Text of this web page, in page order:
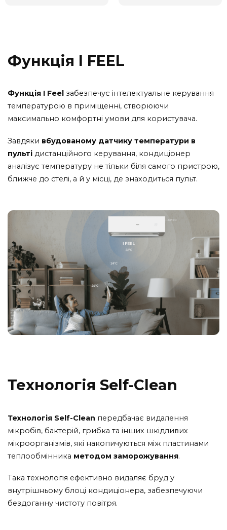
Функція I FEEL
Функція I Feel забезпечує інтелектуальне керування
температурою в приміщенні, створюючи
максимально комфортні умови для користувача.
Завдяки вбудованому датчику температури в
пульті дистанційного керування, кондиціонер
аналізує температуру не тільки біля самого пристрою,
ближче до стелі, а й у місці, де знаходиться пульт.
Технологія Self-Clean
Технологія Self-Clean передбачає видалення
мікробів, бактерій, грибка та інших шкідливих
мікроорганізмів, які накопичуються між пластинами
теплообмінника методом заморожування.
Така технологія ефективно видаляє бруд у
внутрішньому блоці кондиціонера, забезпечуючи
бездоганну чистоту повітря.